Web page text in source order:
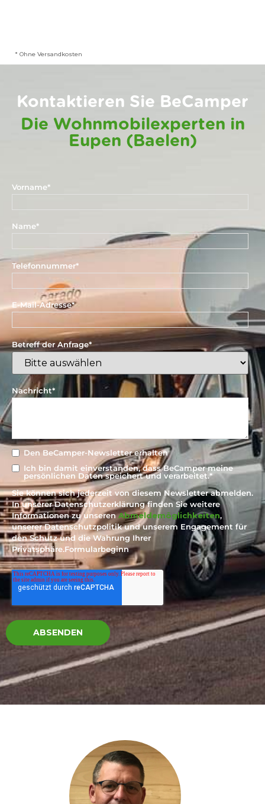
* Ohne Versandkosten
Kontaktieren Sie BeCamper
Die Wohnmobilexperten in
Eupen (Baelen)
Vorname*
Name*
Telefonnummer*
E-Mail-Adresse*
Betreff der Anfrage*
Nachricht*
Den BeCamper-Newsletter erhalten
Ich bin damit einverstanden, dass BeCamper meine
persönlichen Daten speichert und verarbeitet.*
Sie können sich jederzeit von diesem Newsletter abmelden.
In unserer Datenschutzerklärung finden Sie weitere
Informationen zu unserenAbmeldemöglichkeiten,
unserer Datenschutzpolitik und unserem Engagement für
den Schutz und die Wahrung Ihrer
Privatsphäre.Formularbeginn